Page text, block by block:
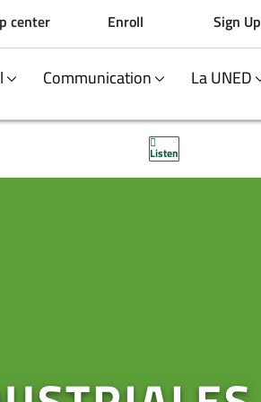
center Enroll Sign Up
Communication La UNED
Listen